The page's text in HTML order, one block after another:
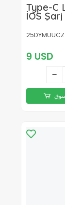
Type-C
İOS
Hızlı
9 USD